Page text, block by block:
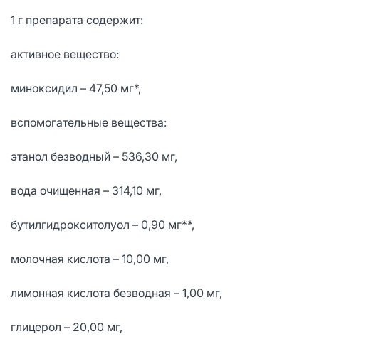
1 г препарата содержит:
активное вещество:
миноксидил – 47,50 мг*,
вспомогательные вещества:
этанол безводный – 536,30 мг,
вода очищенная – 314,10 мг,
бутилгидрокситолуол – 0,90 мг**,
молочная кислота – 10,00 мг,
лимонная кислота безводная – 1,00 мг,
глицерол – 20,00 мг,